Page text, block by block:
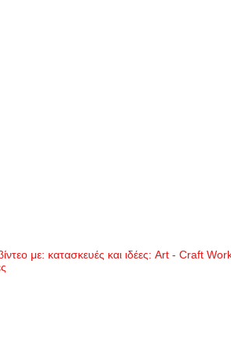
με: κατασκευές και ιδέες: Art - Craft